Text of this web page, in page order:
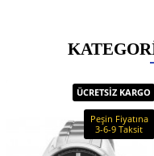
ÜCRETSİZ KARGO
Peşin Fiyatına
3-6-9 Taksit